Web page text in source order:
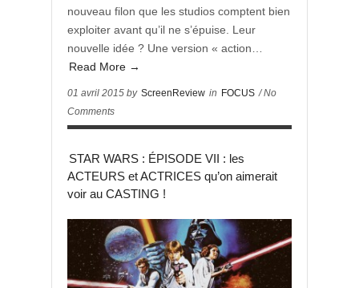
nouveau filon que les studios comptent bien
exploiter avant qu’il ne s’épuise. Leur
nouvelle idée ? Une version « action…
Read More →
01 avril 2015 by ScreenReview in FOCUS / No
Comments
STAR WARS : ÉPISODE VII : les
ACTEURS et ACTRICES qu’on aimerait
voir au CASTING !